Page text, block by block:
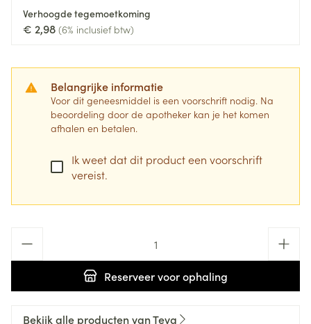
Verhoogde tegemoetkoming
€ 2,98 (6% inclusief btw)
Belangrijke informatie
Voor dit geneesmiddel is een voorschrift nodig. Na
beoordeling door de apotheker kan je het komen
afhalen en betalen.
Ik weet dat dit product een voorschrift
vereist.
Reserveervoor ophaling
Bekijk alle producten van Teva